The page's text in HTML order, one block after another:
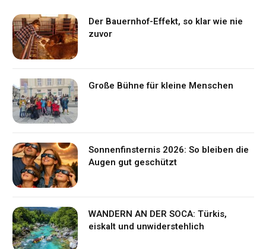
Der Bauernhof-Effekt, so klar wie nie
zuvor
Große Bühne für kleine Menschen
Sonnenfinsternis 2026: So bleiben die
Augen gut geschützt
WANDERN AN DER SOCA: Türkis,
eiskalt und unwiderstehlich